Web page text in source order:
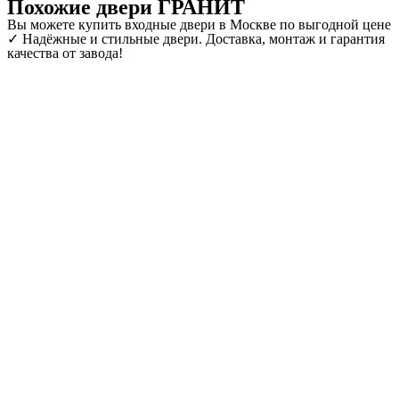
Похожие двери ГРАНИТ
Вы можете купить входные двери в Москве по выгодной цене
✓ Надёжные и стильные двери. Доставка, монтаж и гарантия
качества от завода!